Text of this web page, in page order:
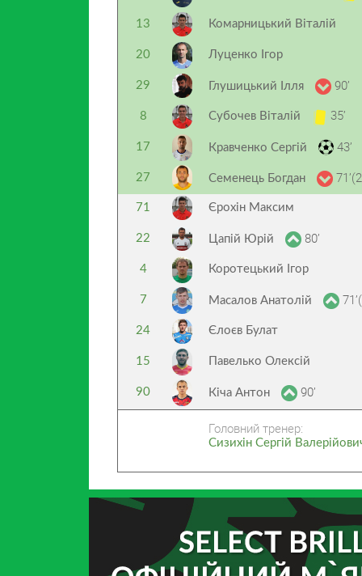
13 Комарницький Віталій
20 Луценко Ігор
29 Глушицький Ілля 90’
8 Субочев Віталій 35’
17 Кравченко Сергій 43’
27 Семенець Богдан
71 Єрохін Максим
22 Цапій Юрій 80’
4 Коротецький Ігор
7 Масалов Анатолій
24 Єлоєв Булат
15 Павелько Олексій
90 Кіча Антон 90’
Головний тренер:
Сизихін Сергій